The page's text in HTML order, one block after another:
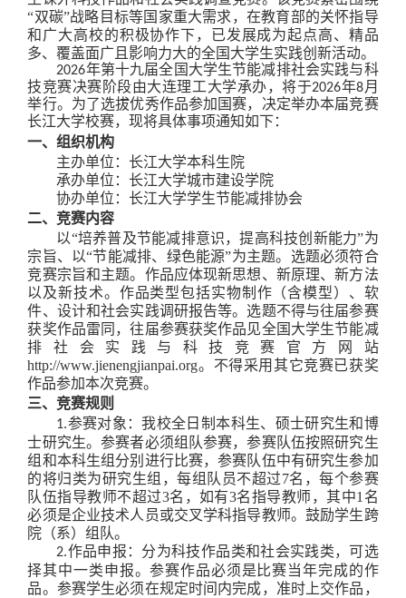
“双碳”战略目标等国家重大需求，在教育部的关怀指导
和广大高校的积极协作下，已发展成为起点高、精品
多、覆盖面广且影响力大的全国大学生实践创新活动。
2026年第十九届全国大学生节能减排社会实践与科
技竞赛决赛阶段由大连理工大学承办，将于2026年8月
举行。为了选拔优秀作品参加国赛，决定举办本届竞赛
长江大学校赛，现将具体事项通知如下：
一、组织机构
主办单位：长江大学本科生院
承办单位：长江大学城市建设学院
协办单位：长江大学学生节能减排协会
二、竞赛内容
以“培养普及节能减排意识，提高科技创新能力”为
宗旨、以“节能减排、绿色能源”为主题。 选题必须符合
竞赛宗旨和主题。作品应体现新思想、新原理、新方法
以及新技术。作品类型包括实物制作（含模型）、软
件、设计和社会实践调研报告等。选题不得与往届参赛
获奖作品雷同，往届参赛获奖作品见全国大学生节能减
排社会实践与科技竞赛官方网站
http://www.jienengjianpai.org。不得采用其它竞赛已获奖
作品参加本次竞赛。
三、竞赛规则
1.参赛对象：我校全日制本科生、硕士研究生和博
士研究生。参赛者必须组队参赛，参赛队伍按照研究生
组和本科生组分别进行比赛，参赛队伍中有研究生参加
的将归类为研究生组，每组队员不超过7名，每个参赛
队伍指导教师不超过3名，如有3名指导教师，其中1名
必须是企业技术人员或交叉学科指导教师。鼓励学生跨
院（系）组队。
2.作品申报：分为科技作品类和社会实践类，可选
择其中一类申报。参赛作品必须是比赛当年完成的作
品。参赛学生必须在规定时间内完成，准时上交作品，